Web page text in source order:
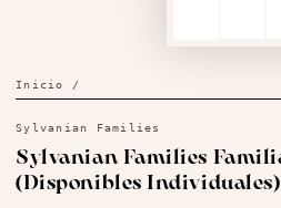
Inicio /
Sylvanian Families
Sylvanian Families
(Disponibles Individuales)